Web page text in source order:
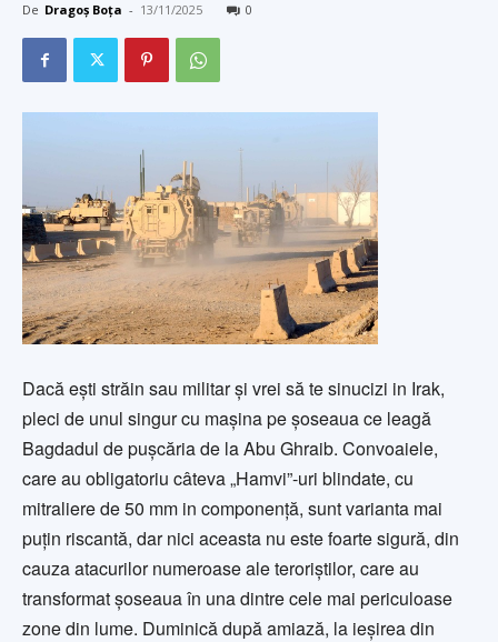
De Dragoș Boța - 13/11/2025 0
Dacă eşti străin sau militar şi vrei să te sinucizi in Irak,
pleci de unul singur cu maşina pe şoseaua ce leagă
Bagdadul de puşcăria de la Abu Ghraib. Convoaiele,
care au obligatoriu câteva „Hamvi”-uri blindate, cu
mitraliere de 50 mm in componenţă, sunt varianta mai
puţin riscantă, dar nici aceasta nu este foarte sigură, din
cauza atacurilor numeroase ale teroriştilor, care au
transformat şoseaua în una dintre cele mai periculoase
zone din lume. Duminică după amiază, la ieşirea din